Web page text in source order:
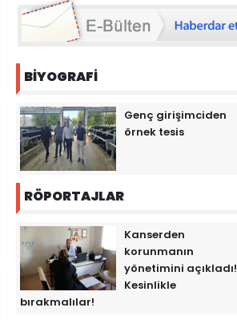
BİYOGRAFİ
Genç girişimciden
örnek tesis
RÖPORTAJLAR
Kanserden
korunmanın
yönetimini açıkladı!
Kesinlikle
bırakmalılar!